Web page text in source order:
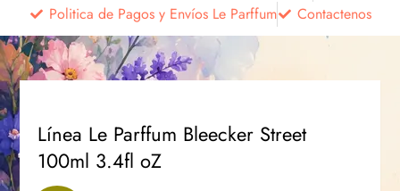
Politica de Pagos y Envíos Le Parffum
Contactenos
Línea Le Parffum Bleecker Street
100ml 3.4fl oZ